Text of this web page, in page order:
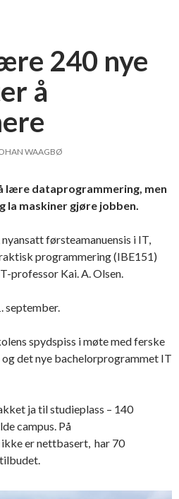
240 nye
å
WAAGBØ
lære dataprogrammering, men
la maskiner gjøre jobben.
førsteamanuensis i IT,
programmering (IBE151)
professor Kai. A. Olsen.
september.
spydspiss i møte med ferske
det nye bachelorprogrammet IT
ja til studieplass – 140
campus. På
er nettbasert, har 70